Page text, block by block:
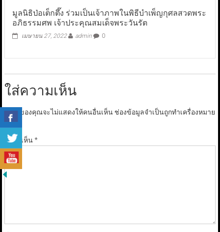
มูลนิธิป่อเต็กตึ๊ง ร่วมเป็นเจ้าภาพในพิธีบำเพ็ญกุศลสวดพระ
อภิธรรมศพ เจ้าประคุณสมเด็จพระวันรัต
เมษายน 27, 2022 admin 0
ใส่ความเห็น
อีเมลของคุณจะไม่แสดงให้คนอื่นเห็น ช่องข้อมูลจำเป็นถูกทำเครื่องหมาย
*
ความเห็น*